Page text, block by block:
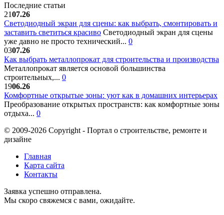
Последние статьи
2107.26
Светодиодный экран для сцены: как выбрать, смонтировать и
заставить светиться красиво Светодиодный экран для сцены
уже давно не просто технический... 0
0307.26
Как выбрать металлопрокат для строительства и производства
Металлопрокат является основой большинства
строительных,... 0
1906.26
Комфортные открытые зоны: уют как в домашних интерьерах
Преобразование открытых пространств: как комфортные зоны
отдыха... 0
© 2009-2026 Copyright - Портал о строительстве, ремонте и
дизайне
Главная
Карта сайта
Контакты
Заявка успешно отправлена.
Мы скоро свяжемся с вами, ожидайте.